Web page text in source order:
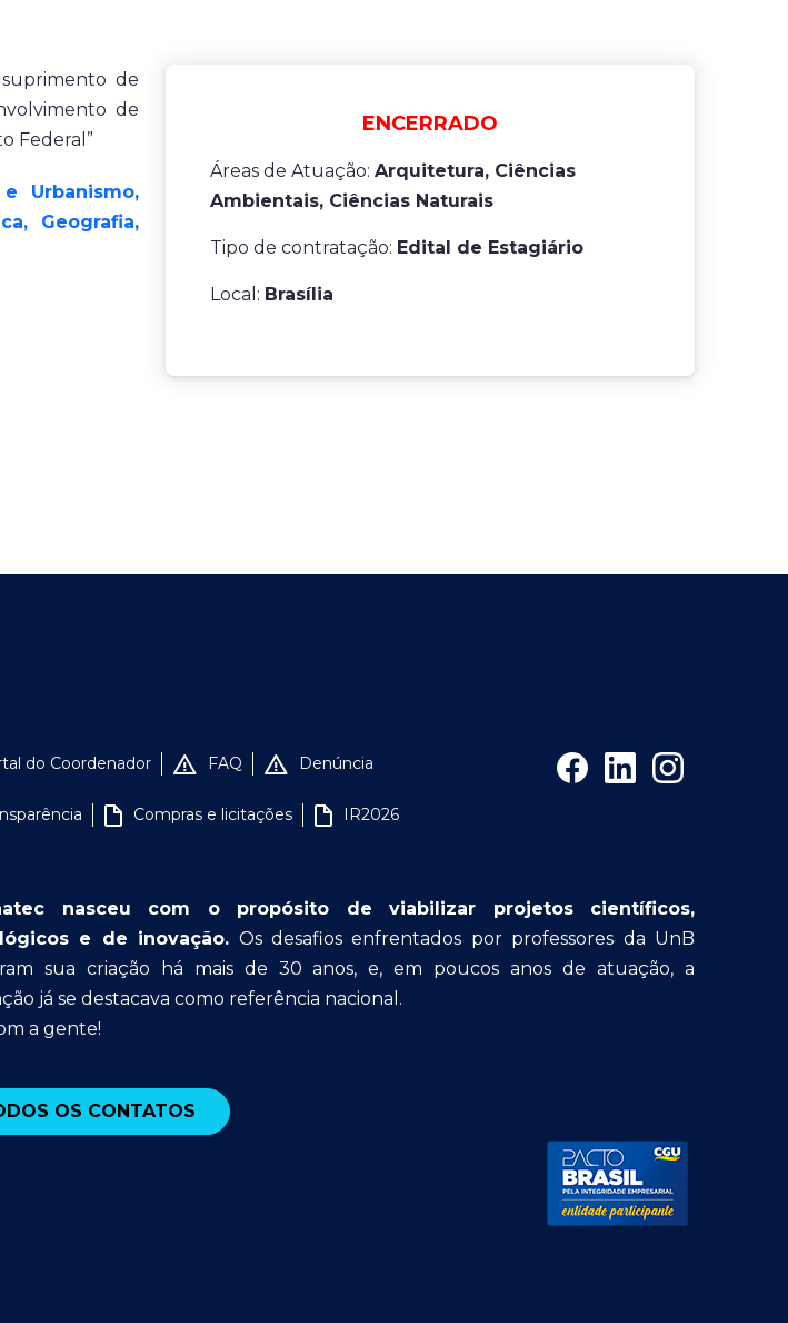
de
de
Federal”
Urbanismo,
Geografia,
ENCERRADO
Áreas de Atuação: Arquitetura, Ciências
Ambientais, Ciências Naturais
Tipo de contratação: Edital de Estagiário
Local: Brasília
do Coordenador FAQ Denúncia
Compras e licitações IR2026
nasceu com o propósito de viabilizar projetos científicos,
e de inovação. Os desafios enfrentados por professores da UnB
sua criação há mais de 30 anos, e, em poucos anos de atuação, a
já se destacava como referência nacional.
a gente!
OS CONTATOS